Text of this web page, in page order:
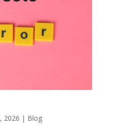
2026 | Blog